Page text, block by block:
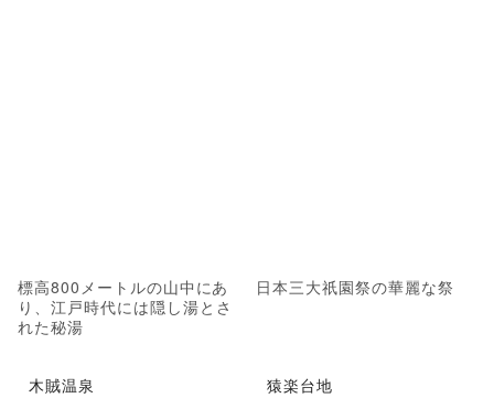
標高800メートルの山中にあ
り、江戸時代には隠し湯とさ
れた秘湯
日本三大祇園祭の華麗な祭
木賊温泉 猿楽台地